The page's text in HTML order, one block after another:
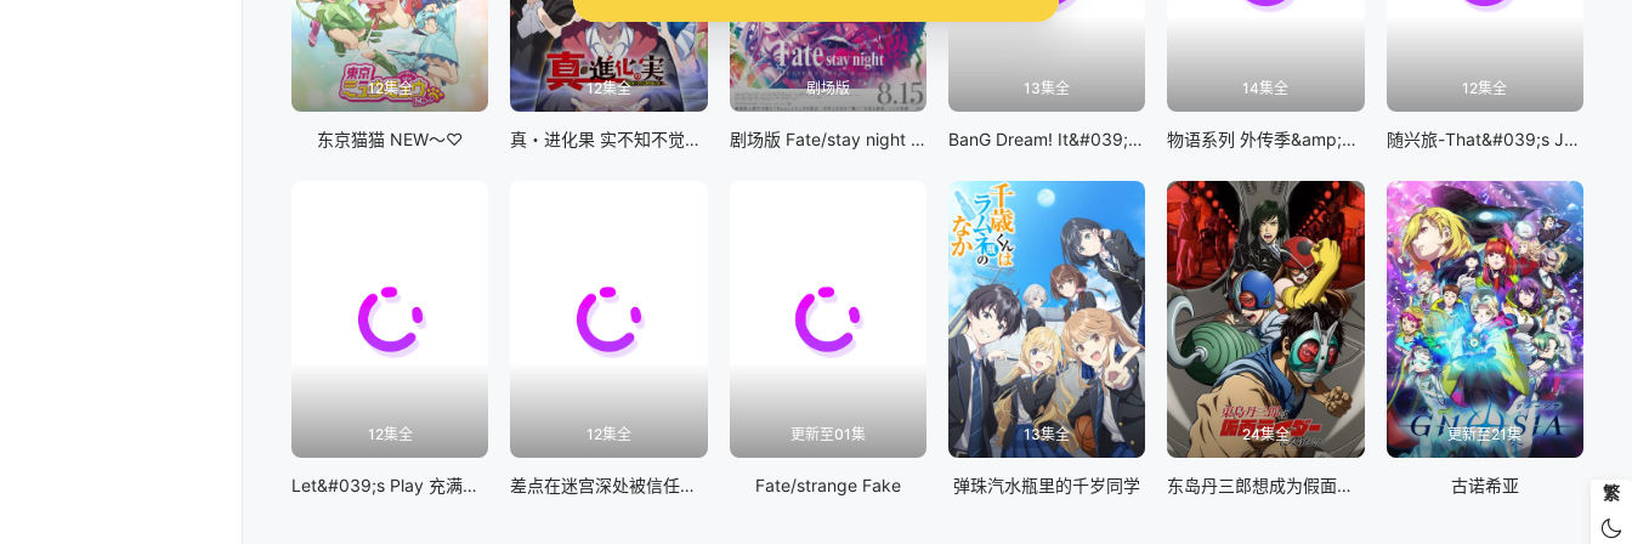
12集全
东京猫猫 NEW～♡
12集全
真・进化果 实不知不觉踏上胜利的人生
剧场版
剧场版 Fate/stay night [Heaven&#039;s Feel] III.spring song
13集全
BanG Dream! It&#039;s MyGO!!!!!
14集全
物语系列 外传季&amp;怪物季
12集全
随兴旅-That&#039;s Journey-
12集全
Let&#039;s Play 充满挑战的人生
12集全
差点在迷宫深处被信任的伙伴杀掉，但靠着天赐技能「无限扭蛋」获得等级9999的伙伴，我要向前队友和世界展开复仇&amp;「给他们好看！」
更新至01集
Fate/strange Fake
13集全
弹珠汽水瓶里的千岁同学
24集全
东岛丹三郎想成为假面骑士
更新至21集
古诺希亚 繁